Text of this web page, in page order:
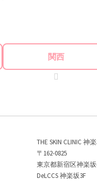
関西
THE SKIN CLINIC 神
〒162-0825
東京都新宿区神楽坂
DeLCCS 神楽坂3F